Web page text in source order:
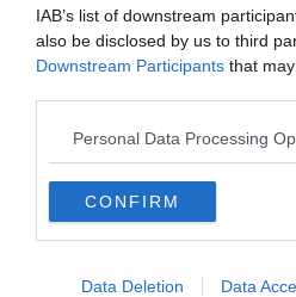
IAB’s list of downstream
also be disclosed by us to third
Downstream Participants that
Personal Data Processing
CONFIRM
Data Deletion Data
Flickr –